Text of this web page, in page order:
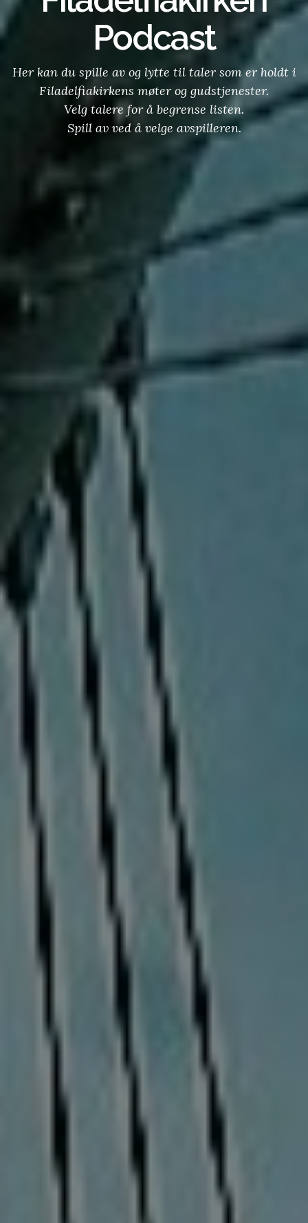
Podcast
Her kan du spille av og lytte til taler som er holdt i
Filadelfiakirkens møter og gudstjenester.
Velg talere for å begrense listen.
Spill av ved å velge avspilleren.